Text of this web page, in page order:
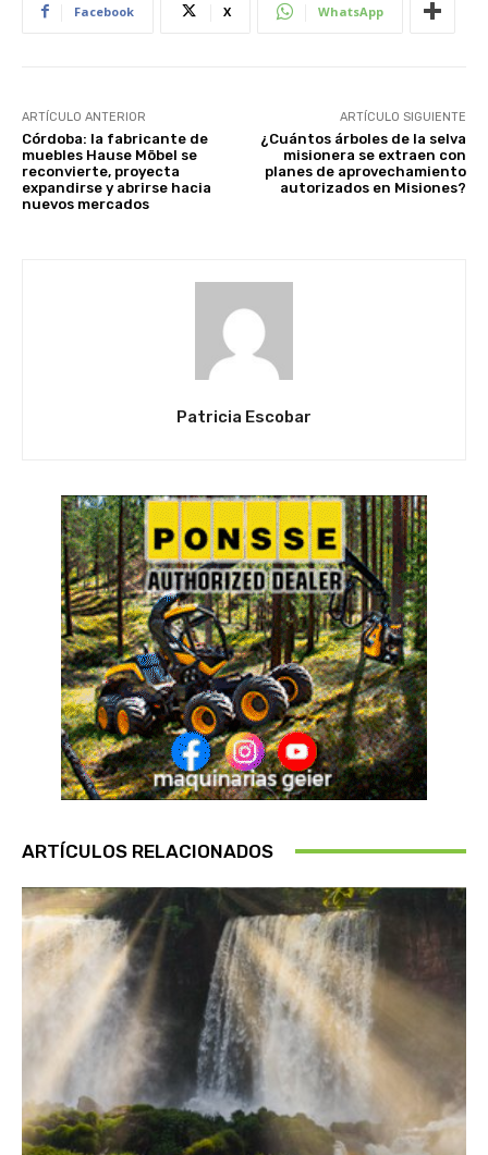
Facebook X WhatsApp
ARTÍCULO ANTERIOR
Córdoba: la fabricante de
muebles Hause Möbel se
reconvierte, proyecta
expandirse y abrirse hacia
nuevos mercados
ARTÍCULO SIGUIENTE
¿Cuántos árboles de la selva
misionera se extraen con
planes de aprovechamiento
autorizados en Misiones?
Patricia Escobar
ARTÍCULOS RELACIONADOS